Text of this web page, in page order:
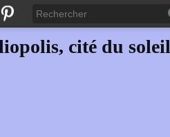
cité du soleil